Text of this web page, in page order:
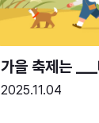
2025.11.04